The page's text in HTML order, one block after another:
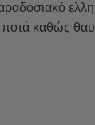
ποτά καθώς